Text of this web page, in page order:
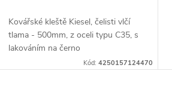
Kovářské kleště Kiesel, čelisti vlčí
tlama - 500mm, z oceli typu C35, s
lakováním na černo
Kód:4250157124470